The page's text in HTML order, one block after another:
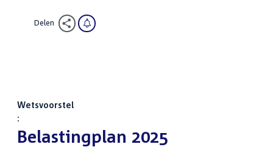
Delen
Wetsvoorstel
:
Belastingplan 2025